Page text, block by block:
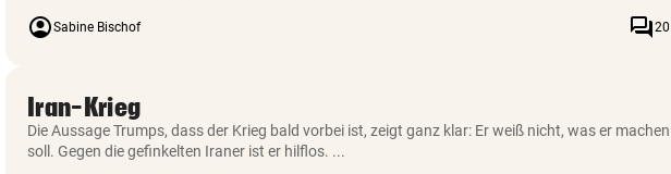
account_circleSabine Bischof forum20
Iran-Krieg
Die Aussage Trumps, dass der Krieg bald vorbei ist, zeigt ganz klar: Er weiß nicht, was er machen
soll. Gegen die gefinkelten Iraner ist er hilflos. ...